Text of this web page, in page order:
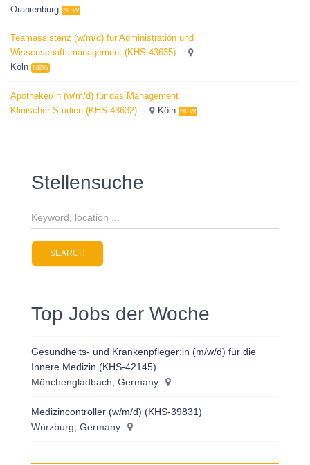
Oranienburg NEW
Teamassistenz (w/m/d) für Administration und
Wissenschaftsmanagement (KHS-43635)
Köln
NEW
Apotheker/in (w/m/d) für das Management
Klinischer Studien (KHS-43632)
Köln NEW
Stellensuche
Top Jobs der Woche
Gesundheits- und Krankenpfleger:in (m/w/d) für die
Innere Medizin (KHS-42145)
Mönchengladbach, Germany
Medizincontroller (w/m/d) (KHS-39831)
Würzburg, Germany